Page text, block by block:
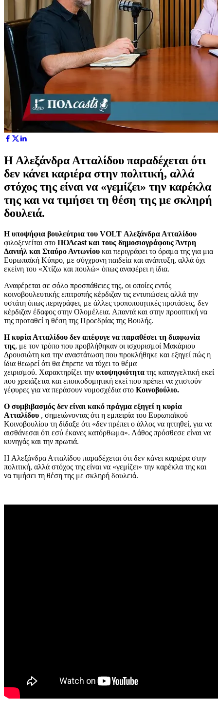
Η Αλεξάνδρα Ατταλίδου παραδέχεται ότι
δεν κάνει καριέρα στην πολιτική, αλλά
στόχος της είναι να «γεμίζει» την καρέκλα
της και να τιμήσει τη θέση της με σκληρή
δουλειά.
Η υποψήφια βουλεύτρια του VOLT Αλεξάνδρα Ατταλίδου
φιλοξενείται στο ΠΟΛcast και τους δημοσιογράφους Άντρη
Δανιήλ και Σταύρο Αντωνίου και περιγράφει το όραμα της για μια
Ευρωπαϊκή Κύπρο, με σύγχρονη παιδεία και ανάπτυξη, αλλά όχι
εκείνη του «Χτίζω και πουλώ» όπως αναφέρει η ίδια.
Αναφέρεται σε σόλο προσπάθειες της, οι οποίες εντός
κοινοβουλευτικής επιτροπής κέρδιζαν τις εντυπώσεις αλλά την
υστάτη όπως περιγράφει, με άλλες τροποποιητικές προτάσεις, δεν
κέρδιζαν έδαφος στην Ολομέλεια. Απαντά και στην προοπτική να
της προταθεί η θέση της Προεδρίας της Βουλής.
Η κυρία Ατταλίδου δεν απέφυγε να παραθέσει τη διαφωνία
της, με τον τρόπο που προβλήθηκαν οι ισχυρισμοί Μακάριου
Δρουσιώτη και την αναστάτωση που προκλήθηκε και εξηγεί πώς η
ίδια θεωρεί ότι θα έπρεπε να τύχει το θέμα
χειρισμού. Χαρακτηρίζει την υποψηφιότητα της καταγγελτική εκεί
που χρειάζεται και εποικοδομητική εκεί που πρέπει να χτιστούν
γέφυρες για να περάσουν νομοσχέδια στο Κοινοβούλιο.
Ο συμβιβασμός δεν είναι κακό πράγμα εξηγεί η κυρία
Ατταλίδου , σημειώνοντας ότι η εμπειρία του Ευρωπαϊκού
Κοινοβουλίου τη δίδαξε ότι «δεν πρέπει ο άλλος να ηττηθεί, για να
αισθάνεσαι ότι εσύ έκανες κατόρθωμα». Λάθος πρόσθεσε είναι να
κυνηγάς και την πρωτιά.
Η Αλεξάνδρα Ατταλίδου παραδέχεται ότι δεν κάνει καριέρα στην
πολιτική, αλλά στόχος της είναι να «γεμίζει» την καρέκλα της και
να τιμήσει τη θέση της με σκληρή δουλειά.